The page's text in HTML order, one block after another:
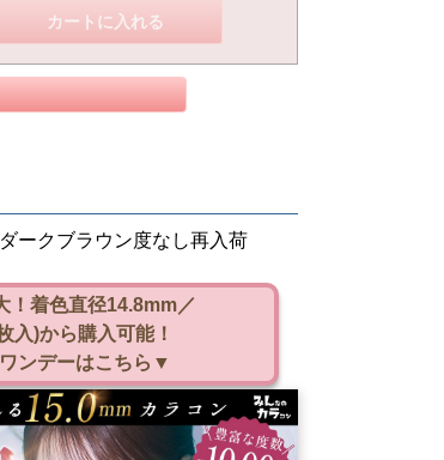
カートに入れる
ークブラウン度なし再入荷
！着色直径14.8mm／
入)から購入可能！
ンデーはこちら▼